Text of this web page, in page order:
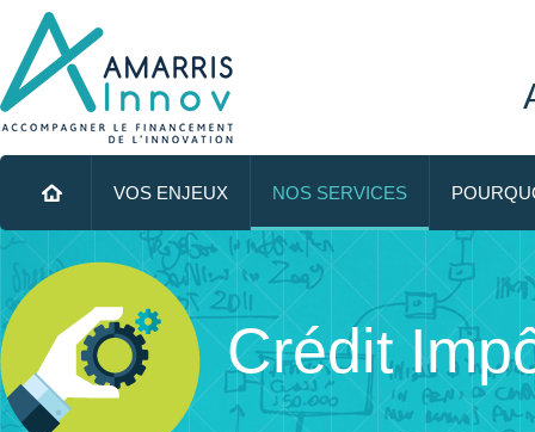
ALLER AU CONTENU PRINCIPAL
VOS ENJEUX NOS SERVICES
Crédit